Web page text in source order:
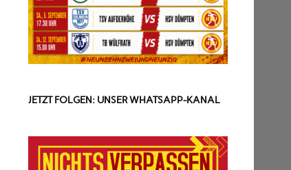
JETZT FOLGEN: UNSER WHATSAPP-KANAL